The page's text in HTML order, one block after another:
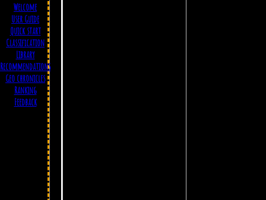
Welcome
User Guide
Quick start
Classification
Library
Recommendations
Geo chronicles
Ranking
Feedback